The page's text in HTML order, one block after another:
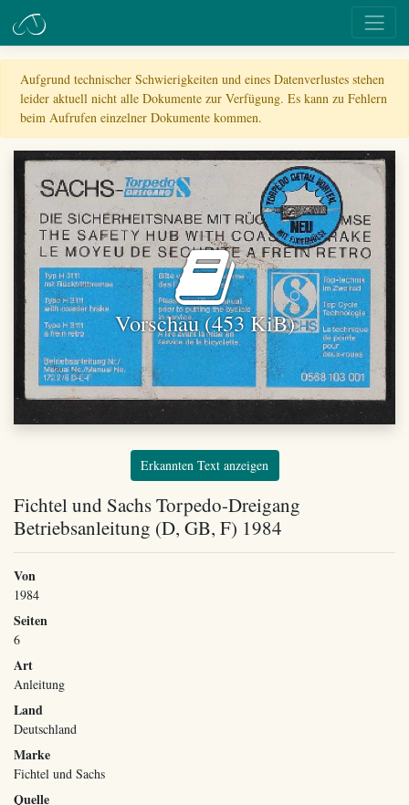
Aufgrund technischer Schwierigkeiten und eines Datenverlustes stehen
leider aktuell nicht alle Dokumente zur Verfügung. Es kann zu Fehlern
beim Aufrufen einzelner Dokumente kommen.
Vorschau (453 KiB)
Erkannten Text anzeigen
Fichtel und Sachs Torpedo-Dreigang
Betriebsanleitung (D, GB, F) 1984
Von
1984
Seiten
6
Art
Anleitung
Land
Deutschland
Marke
Fichtel und Sachs
Quelle